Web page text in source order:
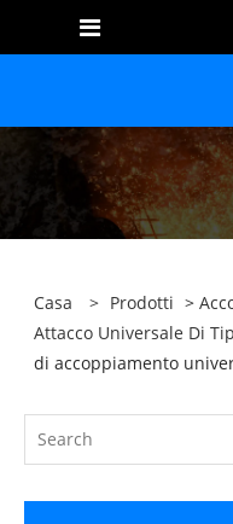
Casa > Prodotti >
Attacco Universale Di
di accoppiamento